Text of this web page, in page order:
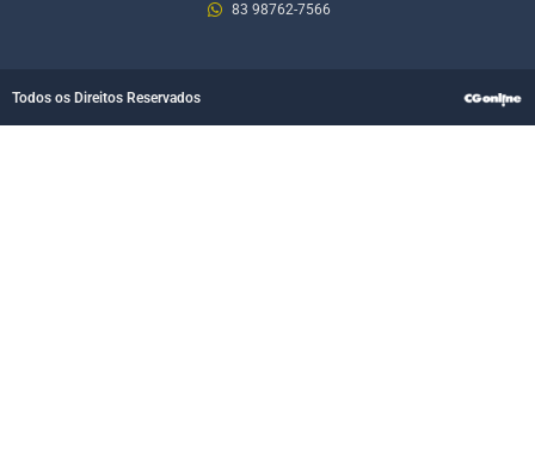
83 98762-7566
Todos os Direitos Reservados